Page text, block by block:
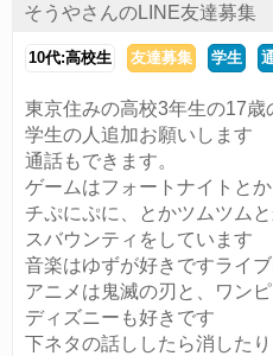
そうやさんのLINE友達募集
10代:高校生 友達募集 学生
東京住みの高校3年生の17歳
学生の人追加お願いします
通話もできます。
ゲームはフォートナイトと
チぷにぷに、とかツムツム
スバウンティをしています
音楽はゆずが好きですライ
アニメは鬼滅の刃と、ワン
ディズニーも好きです
下ネタの話ししたら消した